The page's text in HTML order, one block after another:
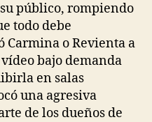
público, rompiendo
todo debe
Carmina o Revienta a
bajo demanda
en salas
una agresiva
de los dueños de